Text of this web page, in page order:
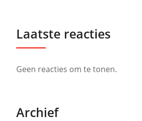
Laatste reacties
Geen reacties om te tonen.
Archief